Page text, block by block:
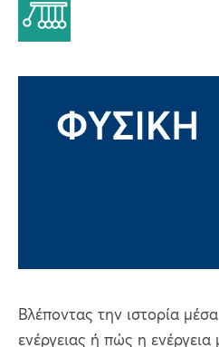
Βλέποντας την ιστορία
ενέργειας ή πώς η ενέργεια